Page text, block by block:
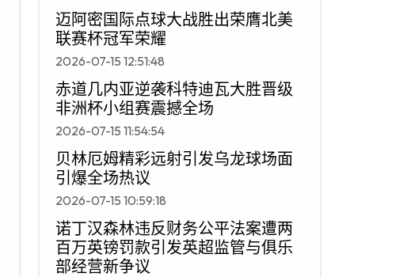
迈阿密国际点球大战胜出荣膺北美
联赛杯冠军荣耀
2026-07-15 12:51:48
赤道几内亚逆袭科特迪瓦大胜晋级
非洲杯小组赛震撼全场
2026-07-15 11:54:54
贝林厄姆精彩远射引发乌龙球场面
引爆全场热议
2026-07-15 10:59:18
诺丁汉森林违反财务公平法案遭两
百万英镑罚款引发英超监管与俱乐
部经营新争议